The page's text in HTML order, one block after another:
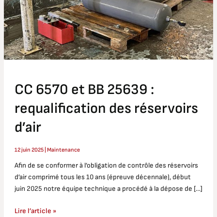
CC 6570 et BB 25639 :
requalification des réservoirs
d’air
12 juin 2025 Maintenance
Afin de se conformer à l’obligation de contrôle des réservoirs
d’air comprimé tous les 10 ans (épreuve décennale), début
juin 2025 notre équipe technique a procédé à la dépose de […]
:
requalification
des
réservoirs
d’air
Lire l’article »